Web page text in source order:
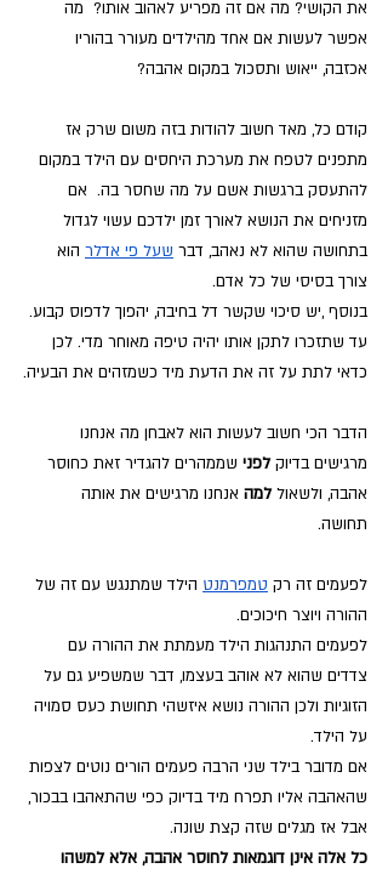
את הקושי? מה אם זה מפריע לאהוב אותו?  מה
אפשר לעשות אם אחד מהילדים מעורר בהוריו
אכזבה, ייאוש ותסכול במקום אהבה?
קודם כל, מאד חשוב להודות בזה משום שרק אז
מתפנים לטפח את מערכת היחסים עם הילד במקום
להתעסק ברגשות אשם על מה שחסר בה.  אם
מזניחים את הנושא לאורך זמן ילדכם עשוי לגדול
בתחושה שהוא לא נאהב, דבר שעל פי אדלר הוא
צורך בסיסי של כל אדם.
בנוסף ,יש סיכוי שקשר דל בחיבה, יהפוך לדפוס קבוע.
עד שתזכרו לתקן אותו יהיה טיפה מאוחר מדי. לכן
כדאי לתת על זה את הדעת מיד כשמזהים את הבעיה.
הדבר הכי חשוב לעשות הוא לאבחן מה אנחנו
מרגישים בדיוק לפני שממהרים להגדיר זאת כחוסר
אהבה, ולשאול למה אנחנו מרגישים את אותה
תחושה.
לפעמים זה רק טמפרמנט הילד שמתנגש עם זה של
ההורה ויוצר חיכוכים.
לפעמים התנהגות הילד מעמתת את ההורה עם
צדדים שהוא לא אוהב בעצמו, דבר שמשפיע גם על
הזוגיות ולכן ההורה נושא איזשהי תחושת כעס סמויה
על הילד.
אם מדובר בילד שני הרבה פעמים הורים נוטים לצפות
שהאהבה אליו תפרח מיד בדיוק כפי שהתאהבו בבכור,
אבל אז מגלים שזה קצת שונה.
כל אלה אינן דוגמאות לחוסר אהבה, אלא למשהו